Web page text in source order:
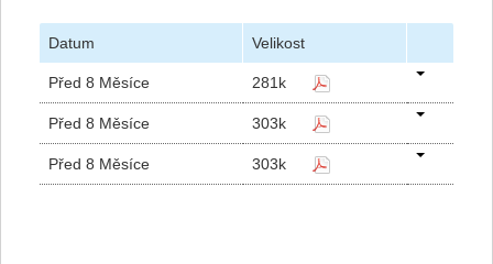
Datum Velikost
Před 8 Měsíce 281k
Před 8 Měsíce 303k
Před 8 Měsíce 303k